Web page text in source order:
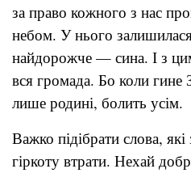
за право кожного з нас
небом. У нього
найдорожче — сина. І з
вся громада. Бо коли
лише родині, болить усім.
Важко підібрати слова,
гіркоту втрати. Нехай